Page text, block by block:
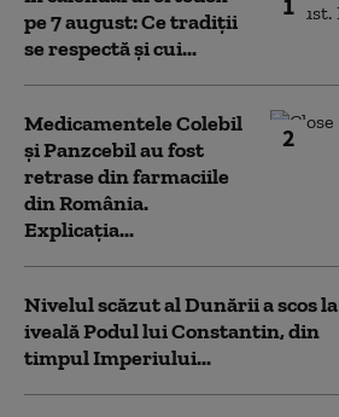
pe 7 august: Ce tradiții
se respectă și cui...
2
Medicamentele Colebil
și Panzcebil au fost
retrase din farmaciile
din România.
Explicația...
Nivelul scăzut al Dunării a scos la
iveală Podul lui Constantin, din
timpul Imperiului...